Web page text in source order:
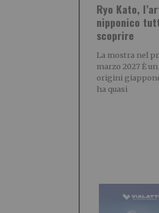
Ryo Kato,
nipponico
scoprire
La mostra nel
marzo 2027 È
origini
ha quasi